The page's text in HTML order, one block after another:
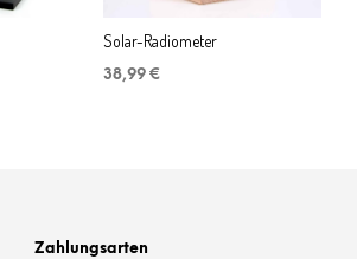
Solar-Radiometer
38,99 €
Zahlungsarten